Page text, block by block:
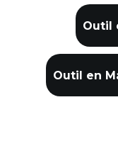
Outil
Outil en